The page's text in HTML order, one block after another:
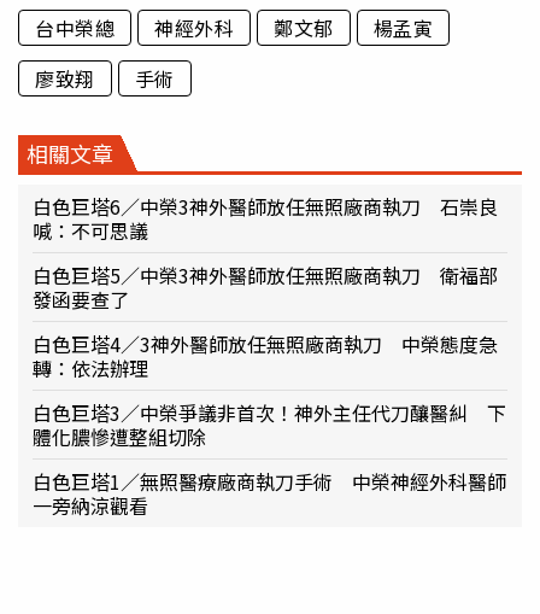
台中榮總 神經外科 鄭文郁
楊孟寅
廖致翔
手術
相關文章
白色巨塔6／中榮3神外醫師放任無照廠商執刀 石崇良
喊：不可思議
白色巨塔5／中榮3神外醫師放任無照廠商執刀 衛福部
發函要查了
白色巨塔4／3神外醫師放任無照廠商執刀 中榮態度急
轉：依法辦理
白色巨塔3／中榮爭議非首次！神外主任代刀釀醫糾 下
體化膿慘遭整組切除
白色巨塔1／無照醫療廠商執刀手術 中榮神經外科醫師
一旁納涼觀看